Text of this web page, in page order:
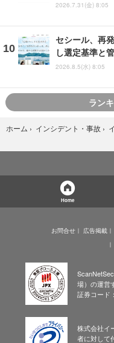
2026.7.31(金) 8:05
セシール、再
し選定基準と
2026.8.5(水) 8:05
ラン
ホーム › インシデント・事故 ›
Home
お問合せ 広告掲載
場）の運営
証券コード
株式会社イ
者に対して